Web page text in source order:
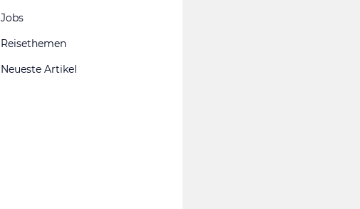
Jobs
Reisethemen
Neueste Artikel